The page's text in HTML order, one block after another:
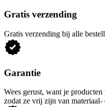
Gratis verzending
Gratis verzending bij alle
Garantie
Wees gerust, want je
zodat ze vrij zijn van